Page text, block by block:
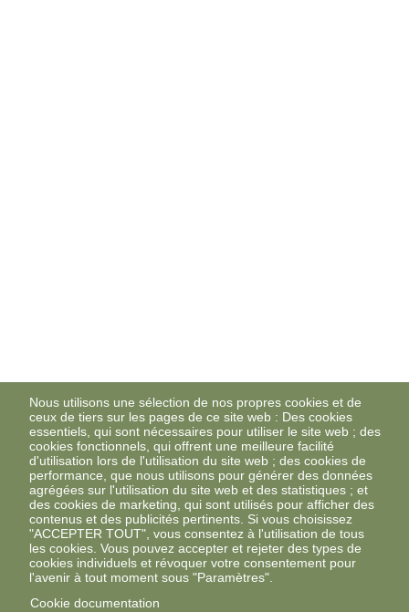
Nous utilisons une sélection de nos propres cookies et de
ceux de tiers sur les pages de ce site web : Des cookies
essentiels, qui sont nécessaires pour utiliser le site web ; des
cookies fonctionnels, qui offrent une meilleure facilité
d'utilisation lors de l'utilisation du site web ; des cookies de
performance, que nous utilisons pour générer des données
agrégées sur l'utilisation du site web et des statistiques ; et
des cookies de marketing, qui sont utilisés pour afficher des
contenus et des publicités pertinents. Si vous choisissez
"ACCEPTER TOUT", vous consentez à l'utilisation de tous
les cookies. Vous pouvez accepter et rejeter des types de
cookies individuels et révoquer votre consentement pour
l'avenir à tout moment sous "Paramètres".
Cookie documentation